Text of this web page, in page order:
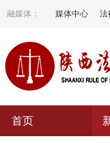
融媒体： 媒体中心 法
首页